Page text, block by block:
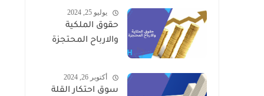
يوليو 25, 2024
حقوق الملكية
والارباح المحتجزة
أكتوبر 26, 2024
سوق احتكار القلة